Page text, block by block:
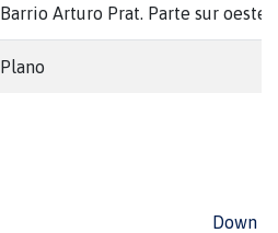
Barrio Arturo Prat. Parte sur oeste
Plano
Down